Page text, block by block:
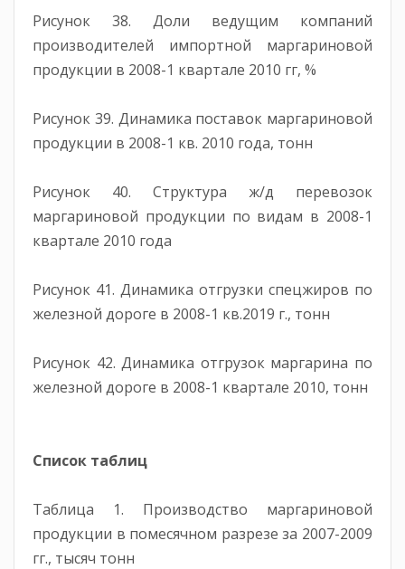
Рисунок 38. Доли ведущим компаний
производителей импортной маргариновой
продукции в 2008-1 квартале 2010 гг, %
Рисунок 39. Динамика поставок маргариновой
продукции в 2008-1 кв. 2010 года, тонн
Рисунок 40. Структура ж/д перевозок
маргариновой продукции по видам в 2008-1
квартале 2010 года
Рисунок 41. Динамика отгрузки спецжиров по
железной дороге в 2008-1 кв.2019 г., тонн
Рисунок 42. Динамика отгрузок маргарина по
железной дороге в 2008-1 квартале 2010, тонн
Список таблиц
Таблица 1. Производство маргариновой
продукции в помесячном разрезе за 2007-2009
гг., тысяч тонн